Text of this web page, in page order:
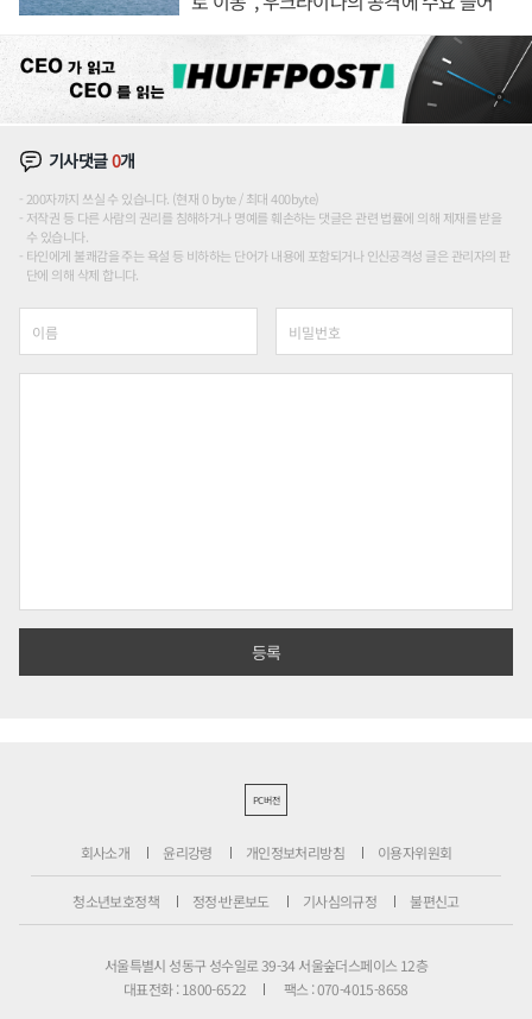
기사댓글0개
200자까지 쓰실 수 있습니다. (현재 0 byte / 최대 400byte)
저작권 등 다른 사람의 권리를 침해하거나 명예를 훼손하는 댓글은 관련 법률에 의해 제재를 받을
수 있습니다.
타인에게 불쾌감을 주는 욕설 등 비하하는 단어가 내용에 포함되거나 인신공격성 글은 관리자의 판
단에 의해 삭제 합니다.
PC버전
회사소개 윤리강령 개인정보처리방침 이용자위원회
청소년보호정책 정정·반론보도 기사심의규정 불편신고
서울특별시 성동구 성수일로 39-34 서울숲더스페이스 12층
대표전화 : 1800-6522
팩스 : 070-4015-8658